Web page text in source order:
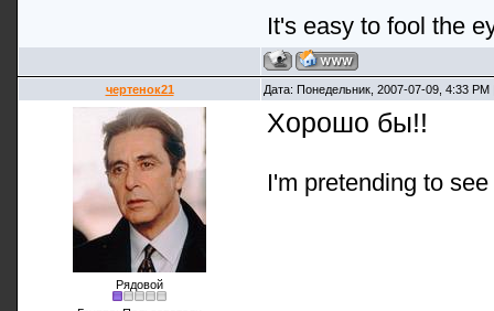
It's easy to fool the
чертенок21 Дата: Понедельник, 2007-07-09, 4:33
Рядовой
Хорошо бы!!
I'm pretending to